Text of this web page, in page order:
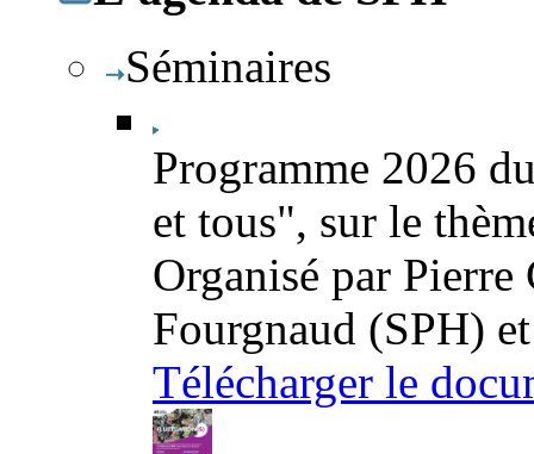
Séminaires
Programme 2026
et tous", sur le
Organisé par
Fourgnaud (SPH)
Télécharger le